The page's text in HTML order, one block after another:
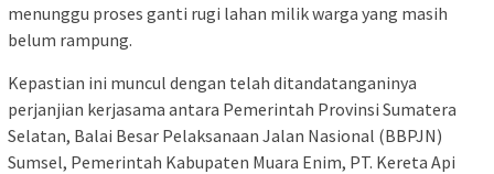
menunggu proses ganti rugi lahan milik warga yang masih
belum rampung.
Kepastian ini muncul dengan telah ditandatanganinya
perjanjian kerjasama antara Pemerintah Provinsi Sumatera
Selatan, Balai Besar Pelaksanaan Jalan Nasional (BBPJN)
Sumsel, Pemerintah Kabupaten Muara Enim, PT. Kereta Api